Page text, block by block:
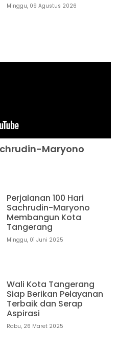
Minggu, 09 Agustus 2026
Maryono
Perjalanan 100 Hari
Sachrudin-Maryono
Membangun Kota
Tangerang
Minggu, 01 Juni 2025
Wali Kota Tangerang
Siap Berikan Pelayanan
Terbaik dan Serap
Aspirasi
Rabu, 26 Maret 2025